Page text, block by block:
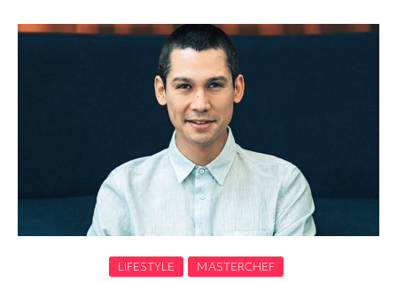
LIFESTYLE MASTERCHEF